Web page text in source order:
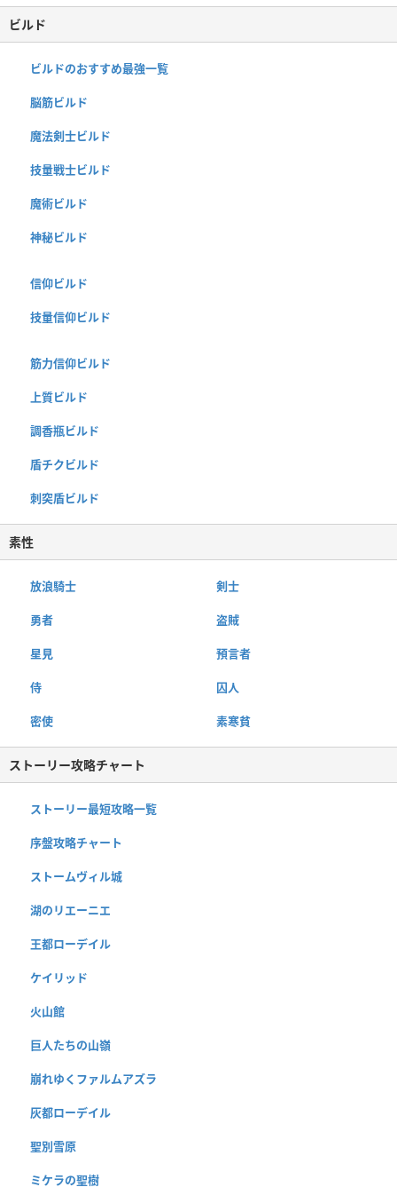
ビルド
ビルドのおすすめ最強一覧
脳筋ビルド
魔法剣士ビルド
技量戦士ビルド
魔術ビルド
神秘ビルド
信仰ビルド
技量信仰ビルド
筋力信仰ビルド
上質ビルド
調香瓶ビルド
盾チクビルド
刺突盾ビルド
素性
放浪騎士 剣士
勇者 盗賊
星見 預言者
侍 囚人
密使 素寒貧
ストーリー攻略チャート
ストーリー最短攻略一覧
序盤攻略チャート
ストームヴィル城
湖のリエーニエ
王都ローデイル
ケイリッド
火山館
巨人たちの山嶺
崩れゆくファルムアズラ
灰都ローデイル
聖別雪原
ミケラの聖樹